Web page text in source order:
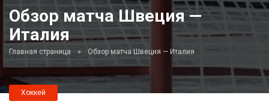
Обзор матча Швеция —
Италия
Главная страница » Обзор матча Швеция — Италия
Хоккей